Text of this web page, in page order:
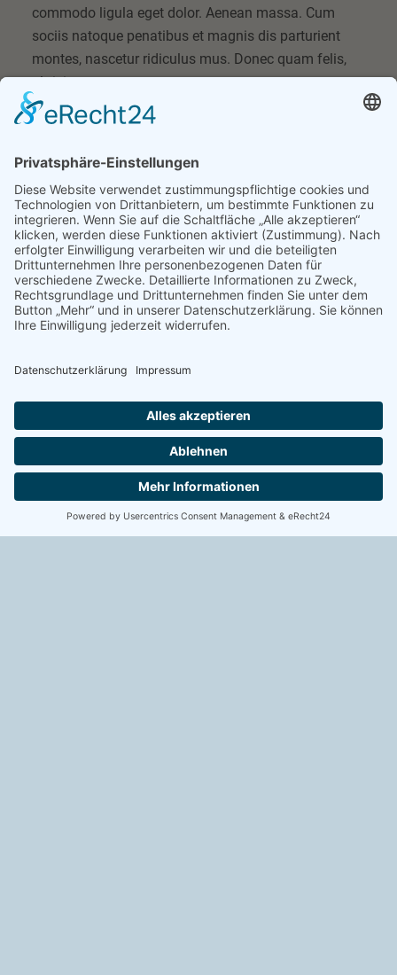
commodo ligula eget dolor. Aenean massa. Cum
sociis natoque penatibus et magnis dis parturient
montes, nascetur ridiculus mus. Donec quam felis,
ultricies nec.
Referenzen